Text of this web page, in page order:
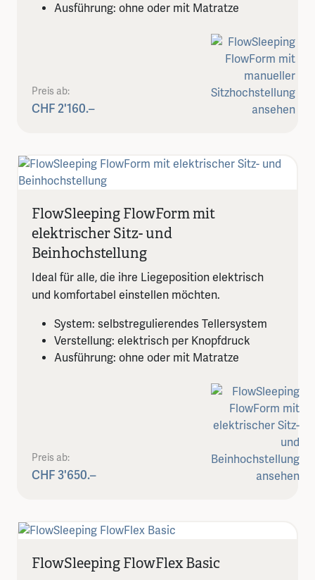
Ausführung: ohne oder mit Matratze
Preis ab:
CHF 2'160.–
FlowSleeping FlowForm mit
elektrischer Sitz- und
Beinhochstellung
Ideal für alle, die ihre Liegeposition elektrisch
und komfortabel einstellen möchten.
System: selbstregulierendes Tellersystem
Verstellung: elektrisch per Knopfdruck
Ausführung: ohne oder mit Matratze
Preis ab:
CHF 3'650.–
FlowSleeping FlowFlex Basic